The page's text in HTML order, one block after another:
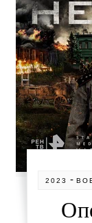
2023 -